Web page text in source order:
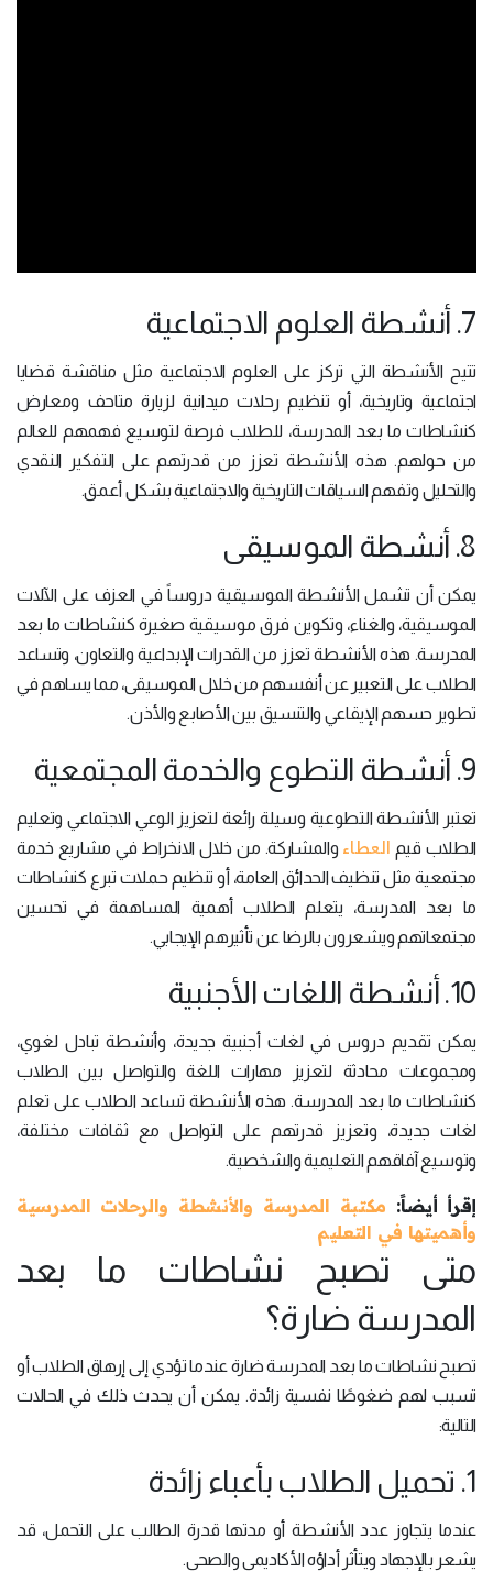
7. أنشطة العلوم الاجتماعية
تتيح الأنشطة التي تركز على العلوم الاجتماعية مثل مناقشة قضايا
اجتماعية وتاريخية، أو تنظيم رحلات ميدانية لزيارة متاحف ومعارض
كنشاطات ما بعد المدرسة، للطلاب فرصة لتوسيع فهمهم للعالم
من حولهم. هذه الأنشطة تعزز من قدرتهم على التفكير النقدي
والتحليل وتفهم السياقات التاريخية والاجتماعية بشكل أعمق.
8. أنشطة الموسيقى
يمكن أن تشمل الأنشطة الموسيقية دروساً في العزف على الآلات
الموسيقية، والغناء، وتكوين فرق موسيقية صغيرة كنشاطات ما بعد
المدرسة. هذه الأنشطة تعزز من القدرات الإبداعية والتعاون، وتساعد
الطلاب على التعبير عن أنفسهم من خلال الموسيقى، مما يساهم في
تطوير حسهم الإيقاعي والتنسيق بين الأصابع والأذن.
9. أنشطة التطوع والخدمة المجتمعية
تعتبر الأنشطة التطوعية وسيلة رائعة لتعزيز الوعي الاجتماعي وتعليم
الطلاب قيم العطاء والمشاركة. من خلال الانخراط في مشاريع خدمة
مجتمعية مثل تنظيف الحدائق العامة، أو تنظيم حملات تبرع كنشاطات
ما بعد المدرسة، يتعلم الطلاب أهمية المساهمة في تحسين
مجتمعاتهم ويشعرون بالرضا عن تأثيرهم الإيجابي.
10. أنشطة اللغات الأجنبية
يمكن تقديم دروس في لغات أجنبية جديدة، وأنشطة تبادل لغوي،
ومجموعات محادثة لتعزيز مهارات اللغة والتواصل بين الطلاب
كنشاطات ما بعد المدرسة. هذه الأنشطة تساعد الطلاب على تعلم
لغات جديدة، وتعزيز قدرتهم على التواصل مع ثقافات مختلفة،
وتوسيع آفاقهم التعليمية والشخصية.
إقرأ أيضاً: مكتبة المدرسة والأنشطة والرحلات المدرسية
وأهميتها في التعليم
متى تصبح نشاطات ما بعد
المدرسة ضارة؟
تصبح نشاطات ما بعد المدرسة ضارة عندما تؤدي إلى إرهاق الطلاب أو
تسبب لهم ضغوطًا نفسية زائدة. يمكن أن يحدث ذلك في الحالات
التالية:
1. تحميل الطلاب بأعباء زائدة
عندما يتجاوز عدد الأنشطة أو مدتها قدرة الطالب على التحمل، قد
يشعر بالإجهاد ويتأثر أداؤه الأكاديمي والصحي.